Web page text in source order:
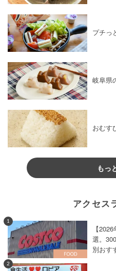
プチっ
岐阜県
おむす
もっ
アクセス
1
【
選。
別おす
2